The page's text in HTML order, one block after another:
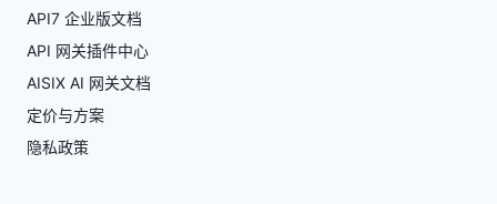
API7 企业版文档
API 网关插件中心
AISIX AI 网关文档
定价与方案
隐私政策